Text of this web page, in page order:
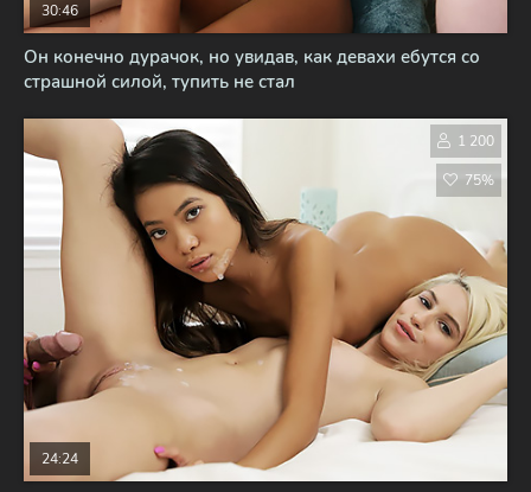
Он конечно дурачок, но увидав, как девахи ебутся со
страшной силой, тупить не стал
30:46
24:24
1 200
75%